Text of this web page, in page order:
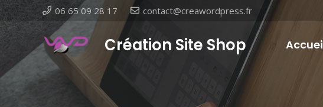
06 65 09 28 17 contact@creawordpress.fr
Création Site Shop